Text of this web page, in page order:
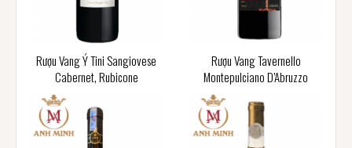
Rượu Vang Ý Tini Sangiovese
Cabernet, Rubicone
Rượu Vang Tavernello
Montepulciano D’Abruzzo